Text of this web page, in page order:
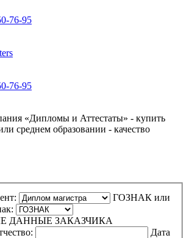
76-95
76-95
«Дипломы и Аттестаты» - купить
среднем образовании - качество
ГОЗНАК или
ДАННЫЕ ЗАКАЗЧИКА
Дата